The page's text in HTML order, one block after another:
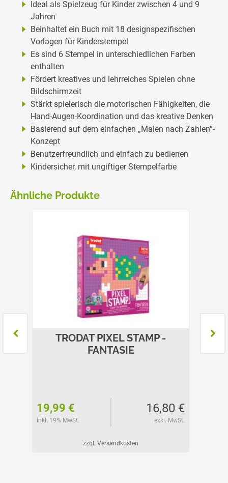
Ideal als Spielzeug für Kinder zwischen 4 und 9
Jahren
Beinhaltet ein Buch mit 18 designspezifischen
Vorlagen für Kinderstempel
Es sind 6 Stempel in unterschiedlichen Farben
enthalten
Fördert kreatives und lehrreiches Spielen ohne
Bildschirmzeit
Stärkt spielerisch die motorischen Fähigkeiten, die
Hand-Augen-Koordination und das kreative Denken
Basierend auf dem einfachen „Malen nach Zahlen“-
Konzept
Benutzerfreundlich und einfach zu bedienen
Kindersicher, mit ungiftiger Stempelfarbe
Ähnliche Produkte
TRODAT PIXEL STAMP -
FANTASIE
19,99 €
inkl. 19% MwSt.
16,80 €
exkl. MwSt.
zzgl. Versandkosten